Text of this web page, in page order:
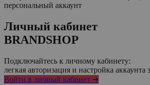
персональный аккаунт
Личный кабинет
BRANDSHOP
Подключайтесь к личному кабинету:
легкая авторизация и настройка аккаунта
Войти в личный кабинет ➜